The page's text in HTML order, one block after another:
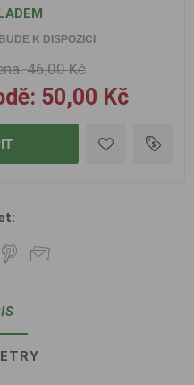
K DISPOZICI
46,00 Kč
50,00 Kč